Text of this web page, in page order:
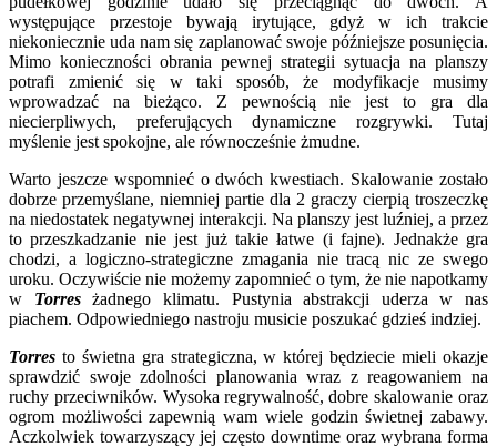
występujące przestoje bywają irytujące, gdyż w ich trakcie
niekoniecznie uda nam się zaplanować swoje późniejsze posunięcia.
Mimo konieczności obrania pewnej strategii sytuacja na planszy
potrafi zmienić się w taki sposób, że modyfikacje musimy
wprowadzać na bieżąco. Z pewnością nie jest to gra dla
niecierpliwych, preferujących dynamiczne rozgrywki. Tutaj
myślenie jest spokojne, ale równocześnie żmudne.
Warto jeszcze wspomnieć o dwóch kwestiach. Skalowanie zostało
dobrze przemyślane, niemniej partie dla 2 graczy cierpią troszeczkę
na niedostatek negatywnej interakcji. Na planszy jest luźniej, a przez
to przeszkadzanie nie jest już takie łatwe (i fajne). Jednakże gra
chodzi, a logiczno-strategiczne zmagania nie tracą nic ze swego
uroku. Oczywiście nie możemy zapomnieć o tym, że nie napotkamy
w Torresżadnego klimatu. Pustynia abstrakcji uderza w nas
piachem. Odpowiedniego nastroju musicie poszukać gdzieś indziej.
Torres to świetna gra strategiczna, w której będziecie mieli okazje
sprawdzić swoje zdolności planowania wraz z reagowaniem na
ruchy przeciwników. Wysoka regrywalność, dobre skalowanie oraz
ogrom możliwości zapewnią wam wiele godzin świetnej zabawy.
Aczkolwiek towarzyszący jej często downtime oraz wybrana forma